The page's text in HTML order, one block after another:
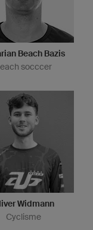
Beach Bazis
socccer
Widmann
Cyclisme